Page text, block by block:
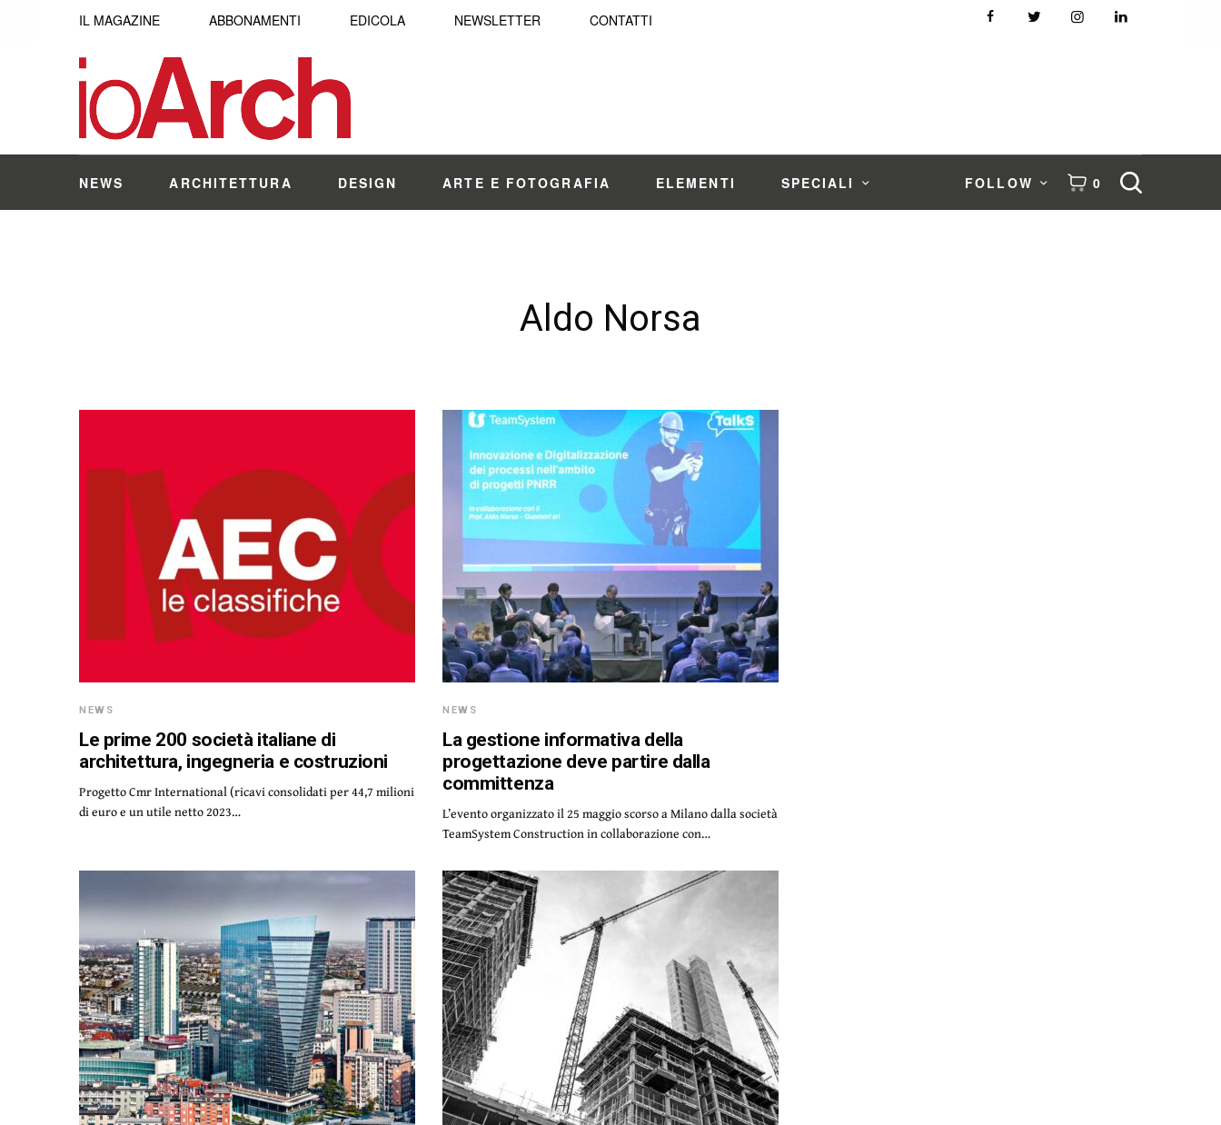
IL MAGAZINE ABBONAMENTI EDICOLA NEWSLETTER CONTATTI
NEWS ARCHITETTURA DESIGN ARTE E FOTOGRAFIA ELEMENTI SPECIALI FOLLOW 0
Aldo Norsa
NEWS
Le prime 200 società italiane di
architettura, ingegneria e costruzioni
Progetto Cmr International (ricavi consolidati per 44,7 milioni
di euro e un utile netto 2023…
NEWS
La gestione informativa della
progettazione deve partire dalla
committenza
L’evento organizzato il 25 maggio scorso a Milano dalla società
TeamSystem Construction in collaborazione con…